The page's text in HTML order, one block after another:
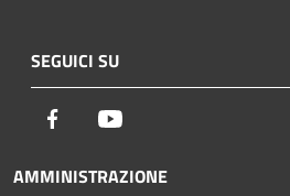
SEGUICI SU
Facebook
AMMINISTRAZIONE